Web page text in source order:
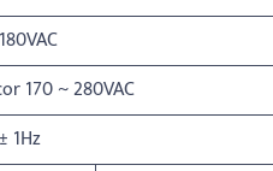
170 ~ 280VAC
1Hz